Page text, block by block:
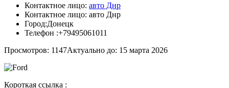
Контактное лицо: авто Днр
Контактное лицо: авто Днр
Город:Донецк
Телефон :+79495061011
Просмотров: 1147Актуально до: 15 марта 2026
Короткая ссылка :